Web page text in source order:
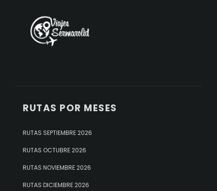
RUTAS POR MESES
RUTAS SEPTIEMBRE 2026
RUTAS OCTUBRE 2026
RUTAS NOVIEMBRE 2026
RUTAS DICIEMBRE 2026